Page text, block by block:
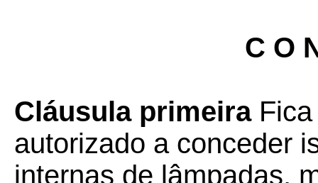
C O
Cláusula primeiraFica
autorizado a conceder
internas de lâmpadas,